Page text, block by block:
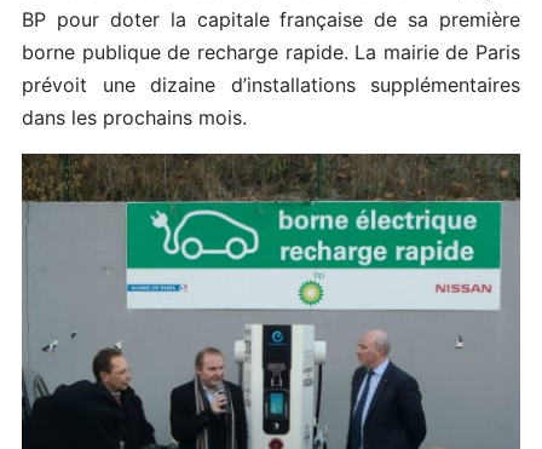
BP pour doter la capitale française de sa première
borne publique de recharge rapide. La mairie de Paris
prévoit une dizaine d’installations supplémentaires
dans les prochains mois.